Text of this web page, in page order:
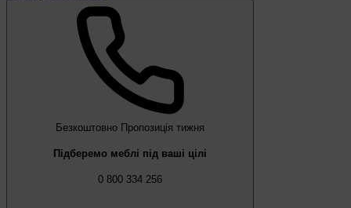
Безкоштовно Пропозиція тижня
Підберемо меблі під ваші цілі
0 800 334 256